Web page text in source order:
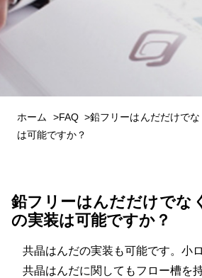
ホーム FAQ
鉛フリーはんだだけで
は可能ですか？
鉛フリーはんだだけでな
の実装は可能ですか？
共晶はんだの実装も可能です。小
共晶はんだに関してもフロー槽を